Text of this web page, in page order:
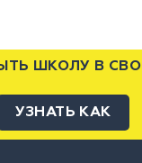
ШКОЛУ В
УЗНАТЬ КАК